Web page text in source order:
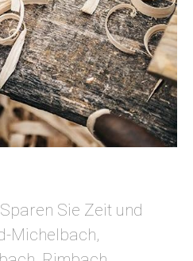
Sie Zeit und
Michelbach,